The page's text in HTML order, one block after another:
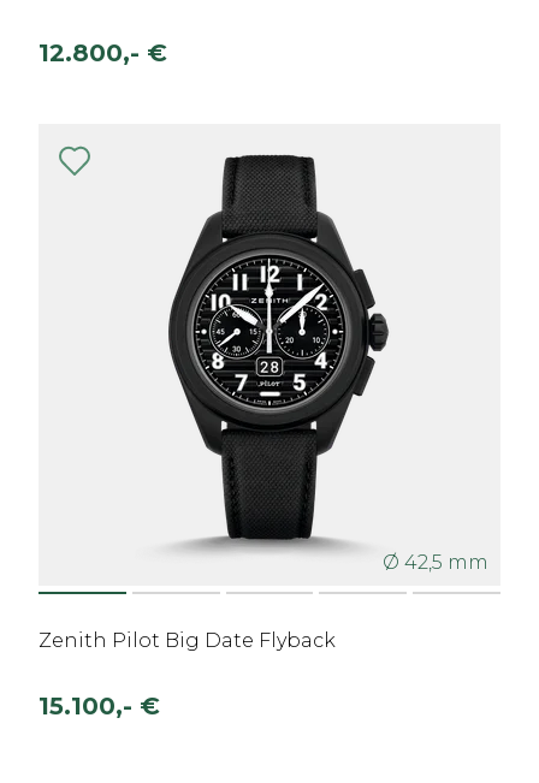
12.800,- €
Ø 42,5 mm
Zenith Pilot Big Date Flyback
15.100,- €